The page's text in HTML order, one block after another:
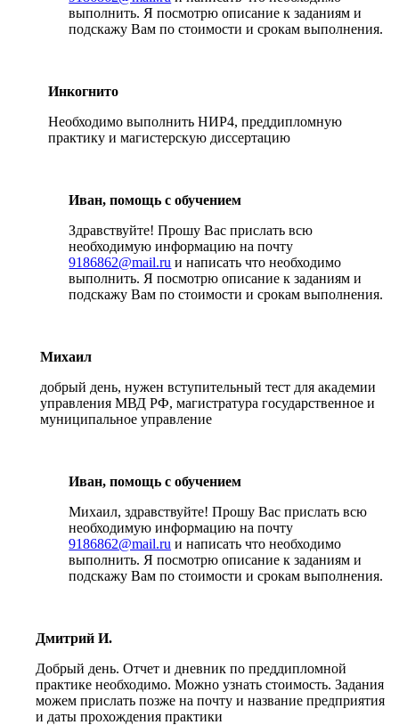
выполнить. Я посмотрю описание к заданиям и
подскажу Вам по стоимости и срокам выполнения.
Инкогнито
Необходимо выполнить НИР4, преддипломную
практику и магистерскую диссертацию
Иван, помощь с обучением
Здравствуйте! Прошу Вас прислать всю
необходимую информацию на почту
9186862@mail.ru и написать что необходимо
выполнить. Я посмотрю описание к заданиям и
подскажу Вам по стоимости и срокам выполнения.
Михаил
добрый день, нужен вступительный тест для академии
управления МВД РФ, магистратура государственное и
муниципальное управление
Иван, помощь с обучением
Михаил, здравствуйте! Прошу Вас прислать всю
необходимую информацию на почту
9186862@mail.ru и написать что необходимо
выполнить. Я посмотрю описание к заданиям и
подскажу Вам по стоимости и срокам выполнения.
Дмитрий И.
Добрый день. Отчет и дневник по преддипломной
практике необходимо. Можно узнать стоимость. Задания
можем прислать позже на почту и название предприятия
и даты прохождения практики